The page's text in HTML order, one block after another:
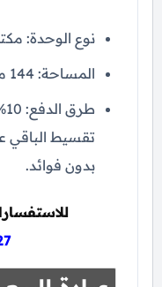
نوع الوحدة:
المساحة: 144 متراً مربعاً.
بدون فوائد.